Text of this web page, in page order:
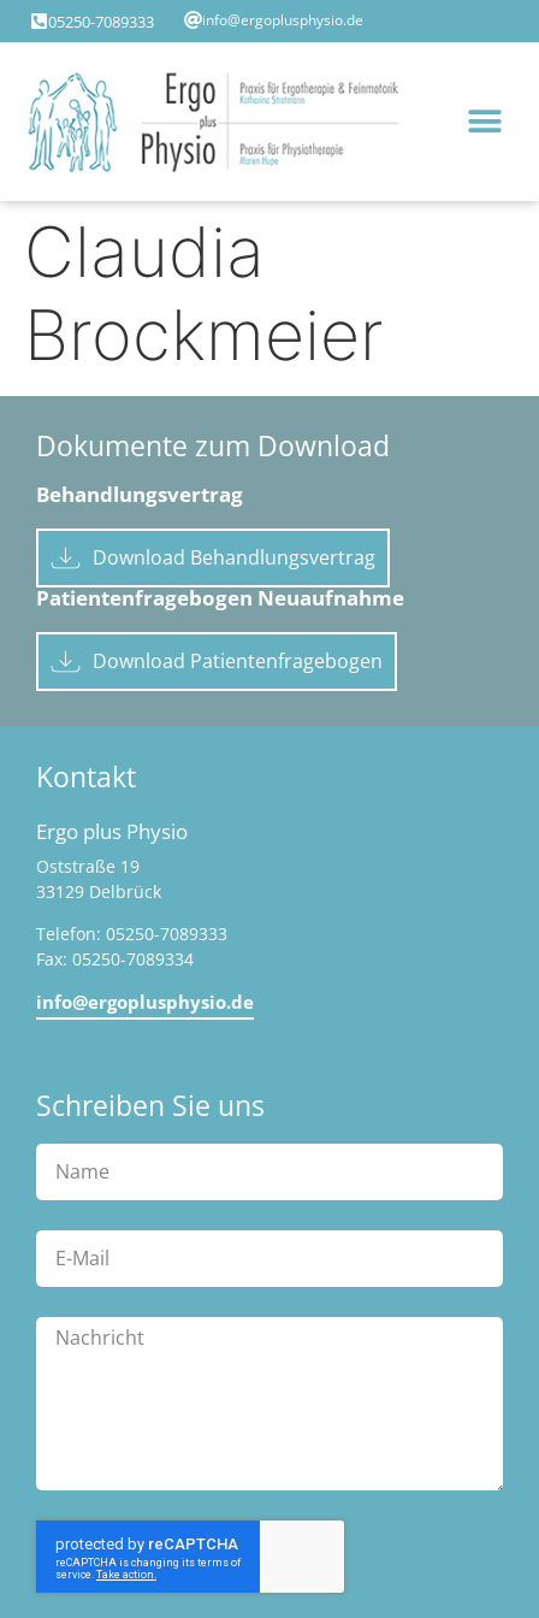
05250-7089333 info@ergoplusphysio.de
Claudia
Brockmeier
Dokumente zum Download
Behandlungsvertrag
Download Behandlungsvertrag
Patientenfragebogen Neuaufnahme
Download Patientenfragebogen
Kontakt
Ergo plus Physio
Oststraße 19
33129 Delbrück
Telefon: 05250-7089333
Fax: 05250-7089334
info@ergoplusphysio.de
Schreiben Sie uns